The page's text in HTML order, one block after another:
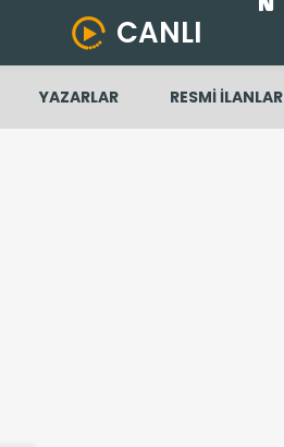
CANLI
YAZARLAR RESMİ İLANLAR